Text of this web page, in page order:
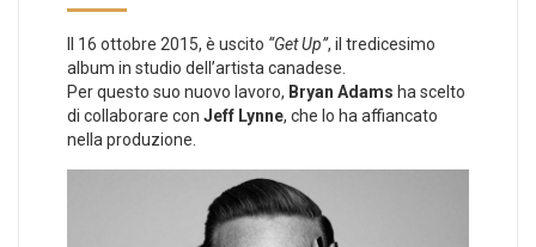
Il 16 ottobre 2015, è uscito “Get Up”, il tredicesimo
album in studio dell’artista canadese.
Per questo suo nuovo lavoro, Bryan Adams ha scelto
di collaborare con Jeff Lynne, che lo ha affiancato
nella produzione.